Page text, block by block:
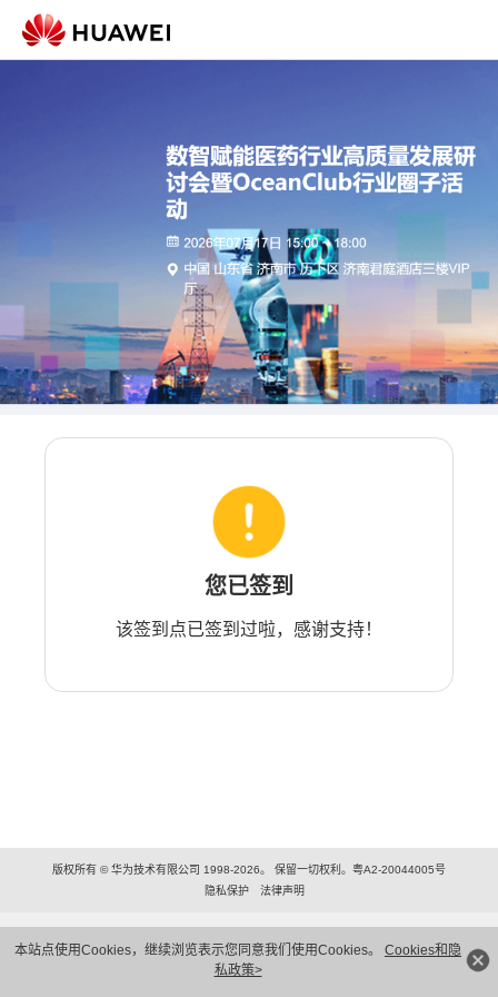
本站点使用Cookies，继续浏览表示您同意我们使用Cookies。 Cookies和隐
私政策>
您已签到
该签到点已签到过啦，感谢支持！
版权所有 © 华为技术有限公司 1998-2026。 保留一切权利。粤A2-20044005号
隐私保护
法律声明